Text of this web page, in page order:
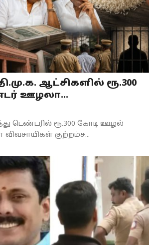
ஆட்சிகளில் ரூ.300
ஊழலா...
டெண்டரில் ரூ.300 கோடி ஊழல்
விவசாயிகள் குற்றம்ச...